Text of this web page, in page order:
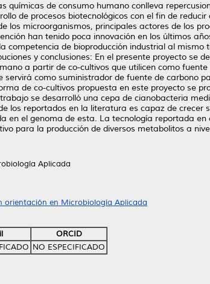
químicas de consumo humano conlleva
de procesos biotecnológicos con el fin de
los microorganismos, principales actores de los
han tenido poca innovación en los últimos
competencia de bioproducción industrial al mismo
y conclusiones: En el presente proyecto se
a partir de co-cultivos que utilicen como
como suministrador de fuente de carbono
de co-cultivos propuesta en este proyecto se
se desarrolló una cepa de cianobacteria
los reportados en la literatura es capaz de crecer
en el genoma de esta. La tecnología reportada
para la producción de diversos metabolitos a
Aplicada
orientación en Microbiología Aplicada
ORCID
NO ESPECIFICADO